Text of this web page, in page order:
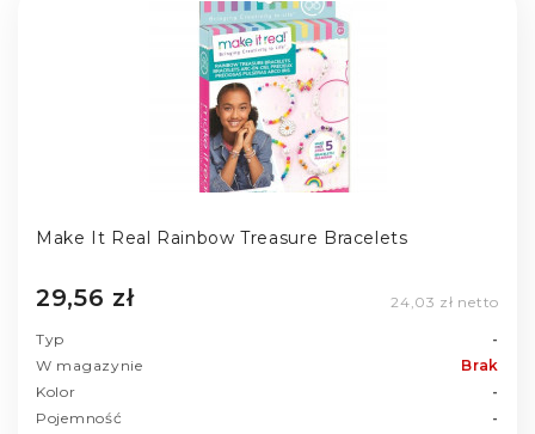
Make It Real Rainbow Treasure Bracelets
29,56 zł 24,03 zł netto
Typ
-
W magazynie
Brak
Kolor
-
Pojemność
-